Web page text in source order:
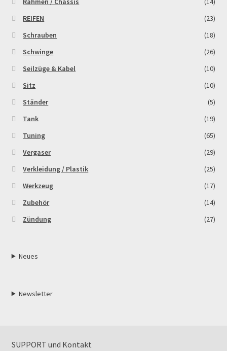
REIFEN
(23)
Schrauben
(18)
Schwinge
(26)
Seilzüge & Kabel
(10)
Sitz
(10)
Ständer
(5)
Tank
(19)
Tuning
(65)
Vergaser
(29)
Verkleidung / Plastik
(25)
Werkzeug
(17)
Zubehör
(14)
Zündung
(27)
Neues
Newsletter
SUPPORT und Kontakt